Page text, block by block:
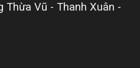
Thừa Vũ - Thanh Xuân -